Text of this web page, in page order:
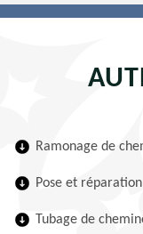
Ramonage de
Pose et
Tubage de